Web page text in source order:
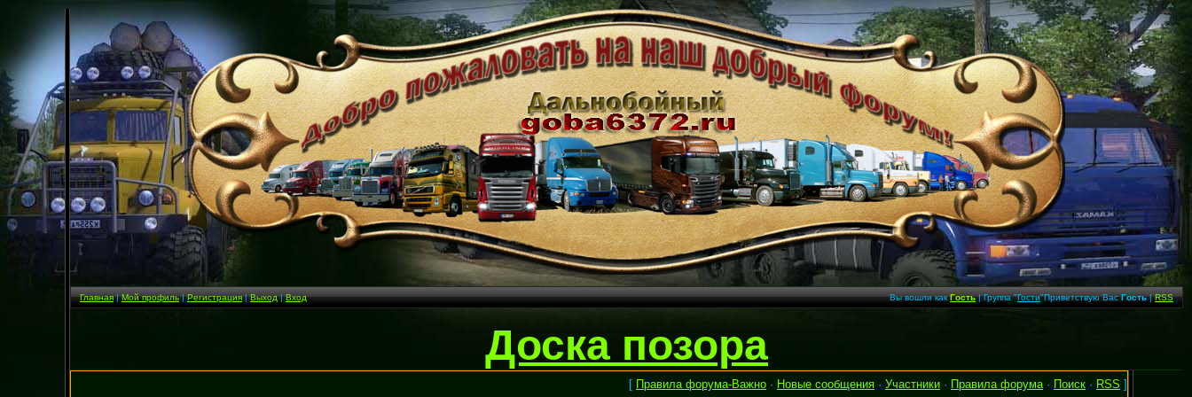
Главная|Мой профиль|Регистрация|Выход|Вход Вы вошли какГость| Группа "Гости"Приветствую ВасГость|RSS
Доска позора
[ Правила форума-Важно · Новые сообщения · Участники · Правила форума · Поиск · RSS ]